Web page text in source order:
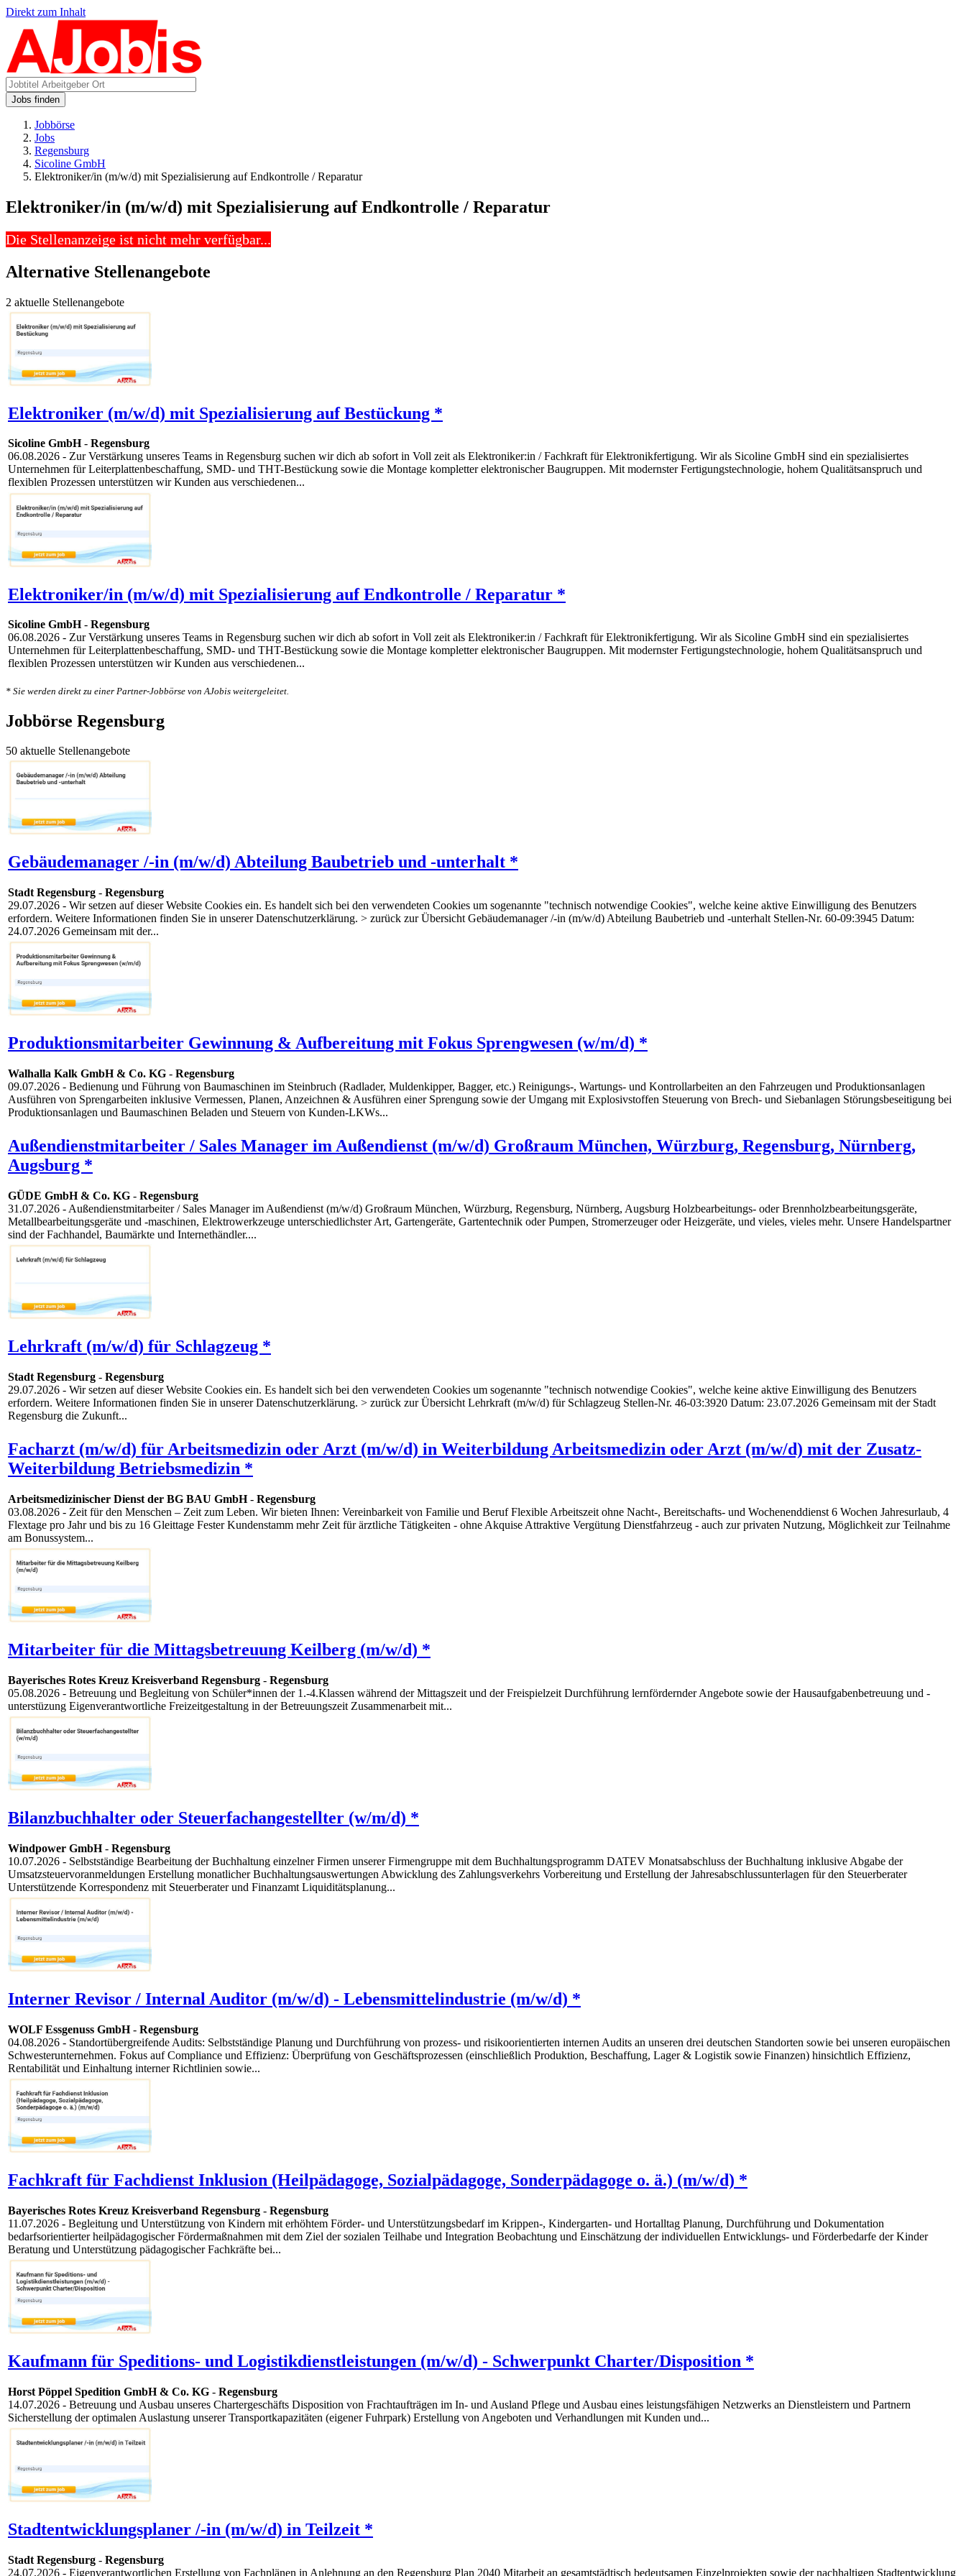
Direkt zum Inhalt
Jobs finden
Jobbörse
Jobs
Regensburg
Sicoline GmbH
Elektroniker/in (m/w/d) mit Spezialisierung auf Endkontrolle / Reparatur
Elektroniker/in (m/w/d) mit Spezialisierung auf Endkontrolle / Reparatur
Die Stellenanzeige ist nicht mehr verfügbar...
Alternative Stellenangebote
2 aktuelle Stellenangebote
Elektroniker (m/w/d) mit Spezialisierung auf Bestückung *
Sicoline GmbH- Regensburg
06.08.2026 - Zur Verstärkung unseres Teams in Regensburg suchen wir dich ab sofort in Voll zeit als Elektroniker:in / Fachkraft für Elektronikfertigung. Wir als Sicoline GmbH sind ein spezialisiertes
Unternehmen für Leiterplattenbeschaffung, SMD- und THT-Bestückung sowie die Montage kompletter elektronischer Baugruppen. Mit modernster Fertigungstechnologie, hohem Qualitätsanspruch und
flexiblen Prozessen unterstützen wir Kunden aus verschiedenen...
Elektroniker/in (m/w/d) mit Spezialisierung auf Endkontrolle / Reparatur *
Sicoline GmbH- Regensburg
06.08.2026 - Zur Verstärkung unseres Teams in Regensburg suchen wir dich ab sofort in Voll zeit als Elektroniker:in / Fachkraft für Elektronikfertigung. Wir als Sicoline GmbH sind ein spezialisiertes
Unternehmen für Leiterplattenbeschaffung, SMD- und THT-Bestückung sowie die Montage kompletter elektronischer Baugruppen. Mit modernster Fertigungstechnologie, hohem Qualitätsanspruch und
flexiblen Prozessen unterstützen wir Kunden aus verschiedenen...
* Sie werden direkt zu einer Partner-Jobbörse von AJobis weitergeleitet.
Jobbörse Regensburg
50 aktuelle Stellenangebote
Gebäudemanager /-in (m/w/d) Abteilung Baubetrieb und -unterhalt *
Stadt Regensburg - Regensburg
29.07.2026 - Wir setzen auf dieser Website Cookies ein. Es handelt sich bei den verwendeten Cookies um sogenannte "technisch notwendige Cookies", welche keine aktive Einwilligung des Benutzers
erfordern. Weitere Informationen finden Sie in unserer Datenschutzerklärung. > zurück zur Übersicht Gebäudemanager /-in (m/w/d) Abteilung Baubetrieb und -unterhalt Stellen-Nr. 60-09:3945 Datum:
24.07.2026 Gemeinsam mit der...
Produktionsmitarbeiter Gewinnung & Aufbereitung mit Fokus Sprengwesen (w/m/d) *
Walhalla Kalk GmbH & Co. KG - Regensburg
09.07.2026 - Bedienung und Führung von Baumaschinen im Steinbruch (Radlader, Muldenkipper, Bagger, etc.) Reinigungs-, Wartungs- und Kontrollarbeiten an den Fahrzeugen und Produktionsanlagen
Ausführen von Sprengarbeiten inklusive Vermessen, Planen, Anzeichnen & Ausführen einer Sprengung sowie der Umgang mit Explosivstoffen Steuerung von Brech- und Siebanlagen Störungsbeseitigung bei
Produktionsanlagen und Baumaschinen Beladen und Steuern von Kunden-LKWs...
Außendienstmitarbeiter / Sales Manager im Außendienst (m/w/d) Großraum München, Würzburg, Regensburg, Nürnberg,
Augsburg *
GÜDE GmbH & Co. KG - Regensburg
31.07.2026 - Außendienstmitarbeiter / Sales Manager im Außendienst (m/w/d) Großraum München, Würzburg, Regensburg, Nürnberg, Augsburg Holzbearbeitungs- oder Brennholzbearbeitungsgeräte,
Metallbearbeitungsgeräte und -maschinen, Elektrowerkzeuge unterschiedlichster Art, Gartengeräte, Gartentechnik oder Pumpen, Stromerzeuger oder Heizgeräte, und vieles, vieles mehr. Unsere Handelspartner
sind der Fachhandel, Baumärkte und Internethändler....
Lehrkraft (m/w/d) für Schlagzeug *
Stadt Regensburg - Regensburg
29.07.2026 - Wir setzen auf dieser Website Cookies ein. Es handelt sich bei den verwendeten Cookies um sogenannte "technisch notwendige Cookies", welche keine aktive Einwilligung des Benutzers
erfordern. Weitere Informationen finden Sie in unserer Datenschutzerklärung. > zurück zur Übersicht Lehrkraft (m/w/d) für Schlagzeug Stellen-Nr. 46-03:3920 Datum: 23.07.2026 Gemeinsam mit der Stadt
Regensburg die Zukunft...
Facharzt (m/w/d) für Arbeitsmedizin oder Arzt (m/w/d) in Weiterbildung Arbeitsmedizin oder Arzt (m/w/d) mit der Zusatz-
Weiterbildung Betriebsmedizin *
Arbeitsmedizinischer Dienst der BG BAU GmbH- Regensburg
03.08.2026 - Zeit für den Menschen – Zeit zum Leben. Wir bieten Ihnen: Vereinbarkeit von Familie und Beruf Flexible Arbeitszeit ohne Nacht-, Bereitschafts- und Wochenenddienst 6 Wochen Jahresurlaub, 4
Flextage pro Jahr und bis zu 16 Gleittage Fester Kundenstamm mehr Zeit für ärztliche Tätigkeiten - ohne Akquise Attraktive Vergütung Dienstfahrzeug - auch zur privaten Nutzung, Möglichkeit zur Teilnahme
am Bonussystem...
Mitarbeiter für die Mittagsbetreuung Keilberg (m/w/d) *
Bayerisches Rotes Kreuz Kreisverband Regensburg - Regensburg
05.08.2026 - Betreuung und Begleitung von Schüler*innen der 1.-4.Klassen während der Mittagszeit und der Freispielzeit Durchführung lernfördernder Angebote sowie der Hausaufgabenbetreuung und -
unterstüzung Eigenverantwortliche Freizeitgestaltung in der Betreuungszeit Zusammenarbeit mit...
Bilanzbuchhalter oder Steuerfachangestellter (w/m/d) *
Windpower GmbH- Regensburg
10.07.2026 - Selbstständige Bearbeitung der Buchhaltung einzelner Firmen unserer Firmengruppe mit dem Buchhaltungsprogramm DATEV Monatsabschluss der Buchhaltung inklusive Abgabe der
Umsatzsteuervoranmeldungen Erstellung monatlicher Buchhaltungsauswertungen Abwicklung des Zahlungsverkehrs Vorbereitung und Erstellung der Jahresabschlussunterlagen für den Steuerberater
Unterstützende Korrespondenz mit Steuerberater und Finanzamt Liquiditätsplanung...
Interner Revisor / Internal Auditor (m/w/d) - Lebensmittelindustrie (m/w/d) *
WOLF Essgenuss GmbH- Regensburg
04.08.2026 - Standortübergreifende Audits: Selbstständige Planung und Durchführung von prozess- und risikoorientierten internen Audits an unseren drei deutschen Standorten sowie bei unseren europäischen
Schwesterunternehmen. Fokus auf Compliance und Effizienz: Überprüfung von Geschäftsprozessen (einschließlich Produktion, Beschaffung, Lager & Logistik sowie Finanzen) hinsichtlich Effizienz,
Rentabilität und Einhaltung interner Richtlinien sowie...
Fachkraft für Fachdienst Inklusion (Heilpädagoge, Sozialpädagoge, Sonderpädagoge o. ä.) (m/w/d) *
Bayerisches Rotes Kreuz Kreisverband Regensburg - Regensburg
11.07.2026 - Begleitung und Unterstützung von Kindern mit erhöhtem Förder- und Unterstützungsbedarf im Krippen-, Kindergarten- und Hortalltag Planung, Durchführung und Dokumentation
bedarfsorientierter heilpädagogischer Fördermaßnahmen mit dem Ziel der sozialen Teilhabe und Integration Beobachtung und Einschätzung der individuellen Entwicklungs- und Förderbedarfe der Kinder
Beratung und Unterstützung pädagogischer Fachkräfte bei...
Kaufmann für Speditions- und Logistikdienstleistungen (m/w/d) - Schwerpunkt Charter/Disposition *
Horst Pöppel Spedition GmbH & Co. KG - Regensburg
14.07.2026 - Betreuung und Ausbau unseres Chartergeschäfts Disposition von Frachtaufträgen im In- und Ausland Pflege und Ausbau eines leistungsfähigen Netzwerks an Dienstleistern und Partnern
Sicherstellung der optimalen Auslastung unserer Transportkapazitäten (eigener Fuhrpark) Erstellung von Angeboten und Verhandlungen mit Kunden und...
Stadtentwicklungsplaner /-in (m/w/d) in Teilzeit *
Stadt Regensburg - Regensburg
24.07.2026 - Eigenverantwortlichen Erstellung von Fachplänen in Anlehnung an den Regensburg Plan 2040 Mitarbeit an gesamtstädtisch bedeutsamen Einzelprojekten sowie der nachhaltigen Stadtentwicklung